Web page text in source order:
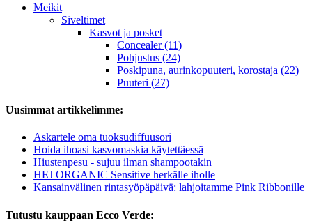
Meikit
Siveltimet
Kasvot ja posket
Concealer (11)
Pohjustus (24)
Poskipuna, aurinkopuuteri, korostaja (22)
Puuteri (27)
Uusimmat artikkelimme:
Askartele oma tuoksudiffuusori
Hoida ihoasi kasvomaskia käytettäessä
Hiustenpesu - sujuu ilman shampootakin
HEJ ORGANIC Sensitive herkälle iholle
Kansainvälinen rintasyöpäpäivä: lahjoitamme Pink Ribbonille
Tutustu kauppaan Ecco Verde: